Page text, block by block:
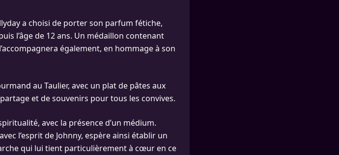
a choisi de porter son parfum fétiche,
l’âge de 12 ans. Un médaillon contenant
également, en hommage à son
au Taulier, avec un plat de pâtes aux
et de souvenirs pour tous les convives.
avec la présence d’un médium.
l’esprit de Johnny, espère ainsi établir un
qui lui tient particulièrement à cœur en ce